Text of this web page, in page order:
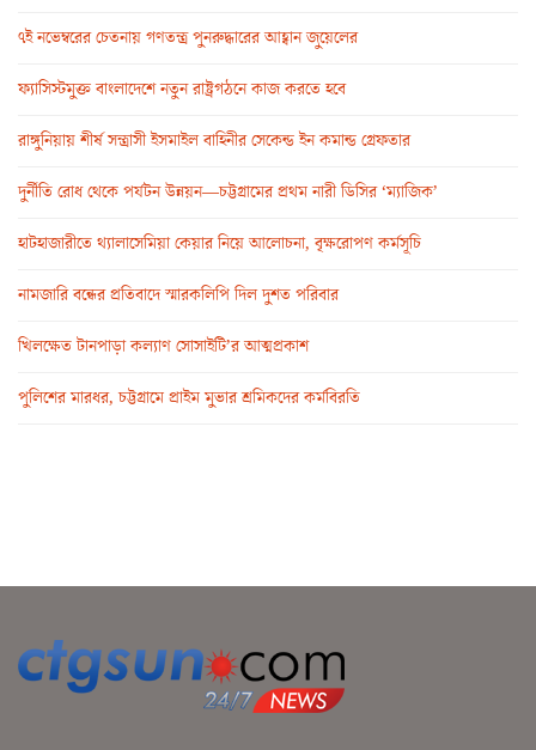
৭ই নভেম্বরের চেতনায় গণতন্ত্র পুনরুদ্ধারের আহ্বান জুয়েলের
ফ্যাসিস্টমুক্ত বাংলাদেশে নতুন রাষ্ট্রগঠনে কাজ করতে হবে
রাঙ্গুনিয়ায় শীর্ষ সন্ত্রাসী ইসমাইল বাহিনীর সেকেন্ড ইন কমান্ড গ্রেফতার
দুর্নীতি রোধ থেকে পর্যটন উন্নয়ন—চট্টগ্রামের প্রথম নারী ডিসির ‘ম্যাজিক’
হাটহাজারীতে থ্যালাসেমিয়া কেয়ার নিয়ে আলোচনা, বৃক্ষরোপণ কর্মসূচি
নামজারি বন্ধের প্রতিবাদে স্মারকলিপি দিল দুশত পরিবার
খিলক্ষেত টানপাড়া কল্যাণ সোসাইটি’র আত্মপ্রকাশ
পুলিশের মারধর, চট্টগ্রামে প্রাইম মুভার শ্রমিকদের কর্মবিরতি